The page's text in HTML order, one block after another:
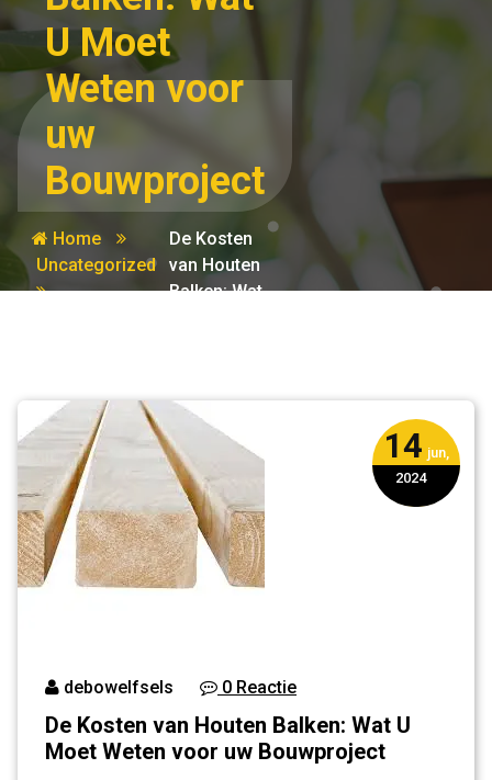
U Moet
Weten voor
uw
Bouwproject
Home
Uncategorized
De Kosten
van Houten
Balken: Wat
Bouwproject
14 jun,
2024
debowelfsels 0 Reactie
De Kosten van Houten Balken: Wat U
Moet Weten voor uw Bouwproject